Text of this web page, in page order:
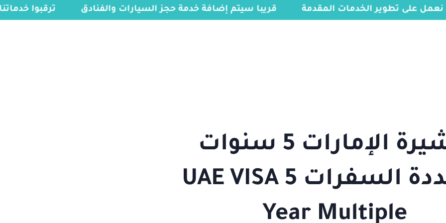
🚀 نعمل على تطوير الخدمات المقدمة قريبا سيتم إضافة خدمة حجز السيارات والفنادق ترقبوا
تأشيرة الإمارات 5 سنوات
متعددة السفرات UAE VISA 5
Year Multiple